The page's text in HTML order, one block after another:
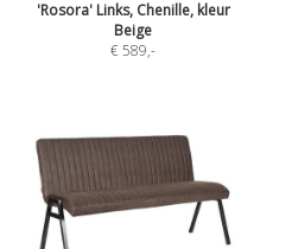
'Rosora' Links, Chenille, kleur
Beige
€ 589,-